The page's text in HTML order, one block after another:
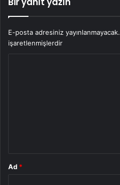
E-posta adresiniz yayınlanmayacak.
işaretlenmişlerdir
Ad *